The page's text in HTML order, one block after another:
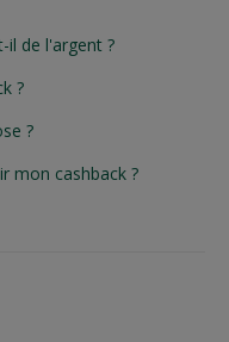
il de l'argent ?
?
?
mon cashback ?